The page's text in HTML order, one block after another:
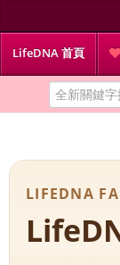
LifeDNA 首頁
LIFEDNA